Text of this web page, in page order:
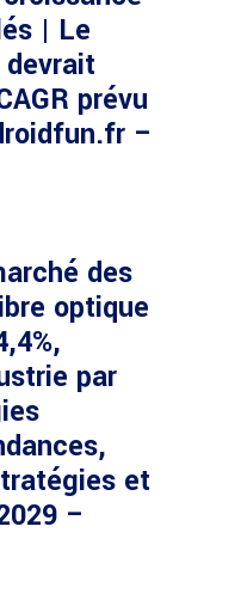
| Le
devrait
prévu
–
des
optique
par
et
–